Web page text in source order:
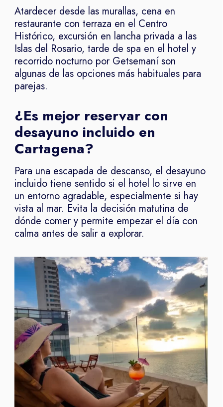
Atardecer desde las murallas, cena en
restaurante con terraza en el Centro
Histórico, excursión en lancha privada a las
Islas del Rosario, tarde de spa en el hotel y
recorrido nocturno por Getsemaní son
algunas de las opciones más habituales para
parejas.
¿Es mejor reservar con
desayuno incluido en
Cartagena?
Para una escapada de descanso, el desayuno
incluido tiene sentido si el hotel lo sirve en
un entorno agradable, especialmente si hay
vista al mar. Evita la decisión matutina de
dónde comer y permite empezar el día con
calma antes de salir a explorar.